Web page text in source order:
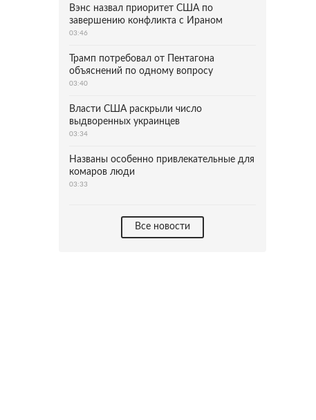
Вэнс назвал приоритет США по
завершению конфликта с Ираном
03:46
Трамп потребовал от Пентагона
объяснений по одному вопросу
03:40
Власти США раскрыли число
выдворенных украинцев
03:34
Названы особенно привлекательные для
комаров люди
03:33
Все новости